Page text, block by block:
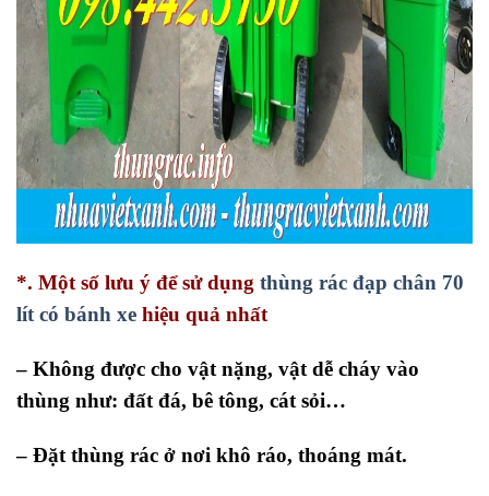
*. Một số lưu ý để sử dụng thùng rác đạp chân 70
lít có bánh xe hiệu quả nhất
– Không được cho vật nặng, vật dễ cháy vào
thùng như: đất đá, bê tông, cát sỏi…
– Đặt thùng rác ở nơi khô ráo, thoáng mát.